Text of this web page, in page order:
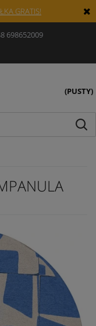
GRATIS!
698652009
(PUSTY)